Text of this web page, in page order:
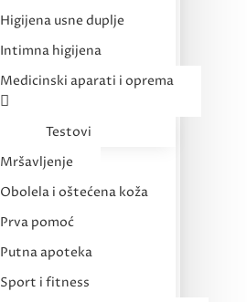
Higijena usne duplje
Intimna higijena
Medicinski aparati i oprema
Testovi
Mršavljenje
Obolela i oštećena koža
Prva pomoć
Putna apoteka
Sport i fitness